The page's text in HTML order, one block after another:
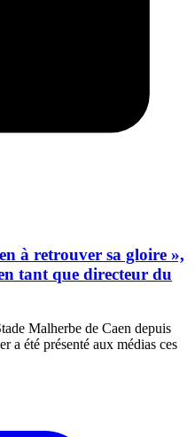
à retrouver sa gloire »,
tant que directeur du
Malherbe de Caen depuis
a été présenté aux médias ces